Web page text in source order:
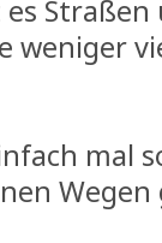
Straßen
weniger
mal
Wegen